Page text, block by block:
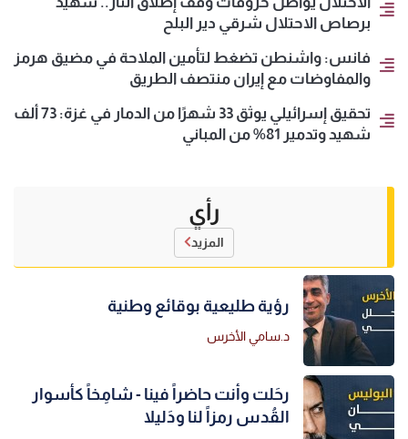
برصاص الاحتلال شرقي دير البلح
فانس: واشنطن تضغط لتأمين الملاحة في مضيق هرمز
والمفاوضات مع إيران منتصف الطريق
تحقيق إسرائيلي يوثق 33 شهرًا من الدمار في غزة: 73 ألف
شهيد وتدمير 81% من المباني
رأي
المزيد
رؤية طليعية بوقائع وطنية
د.سامي الأخرس
رحَلت وأنت حاضراً فينا - شامِخاً كأسوار
القُدس رمزاً لنا ودَليلا